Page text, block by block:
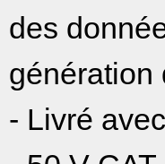
des
génération
- Livré